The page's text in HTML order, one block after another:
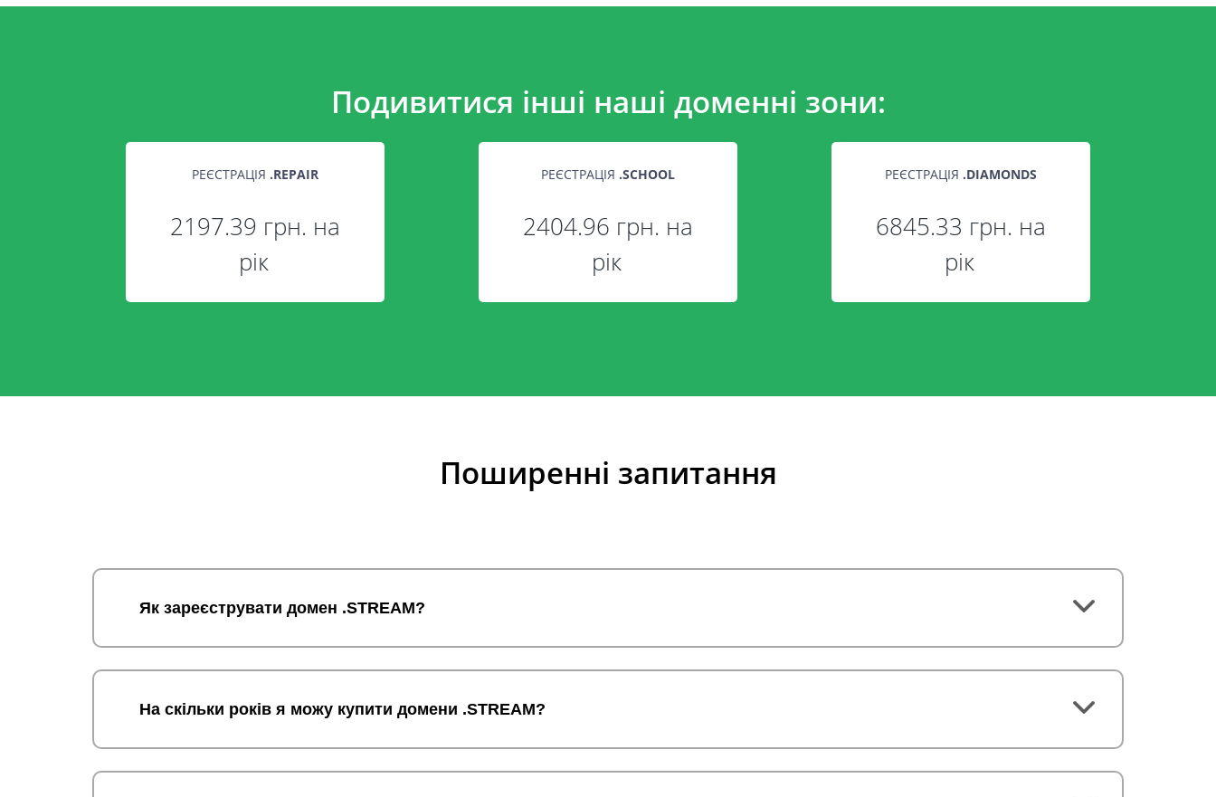
Подивитися інші наші доменні зони:
РЕЄСТРАЦІЯ .REPAIR
2197.39 грн. на
рік
РЕЄСТРАЦІЯ .SCHOOL
2404.96 грн. на
рік
РЕЄСТРАЦІЯ .DIAMONDS
6845.33 грн. на
рік
Поширенні запитання
Як зареєструвати домен .STREAM?
На скільки років я можу купити домени .STREAM?